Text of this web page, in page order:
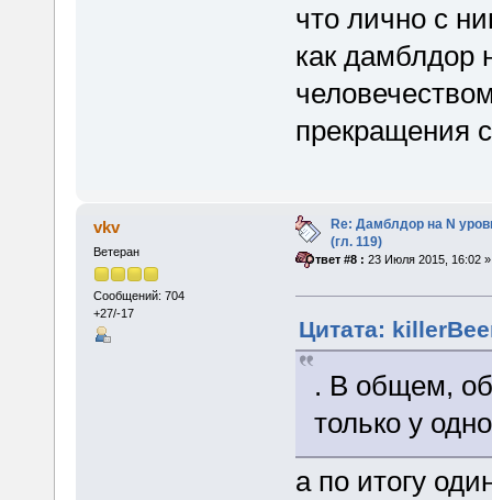
что лично с
как дамблдор
прекращения
vkv
Ветеран
Сообщений: 704
+27/-17
Re: Дамблдор на N
(гл. 119)
«Ответ #8 : 23 Июля 2015, 16:02 »
Цитата:
. В общем,
только у
а по итогу